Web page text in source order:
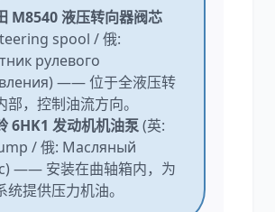
M8540 液压转向器阀芯
spool / 俄:
рулевого
—— 位于全液压转
部，控制油流方向。
6HK1 发动机机油泵(英:
/ 俄: Масляный
—— 安装在曲轴箱内，为
统提供压力机油。